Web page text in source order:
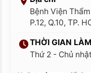
Bệnh Viện
P.12, Q.10, TP.
THỜI GIAN
Thứ 2 - Chủ